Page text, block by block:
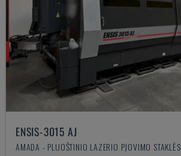
ENSIS-3015 AJ
AMADA - PLUOŠTINIO LAZERIO PJOVIMO STAKLĖS